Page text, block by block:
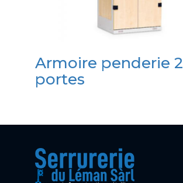
Armoire penderie 2
portes